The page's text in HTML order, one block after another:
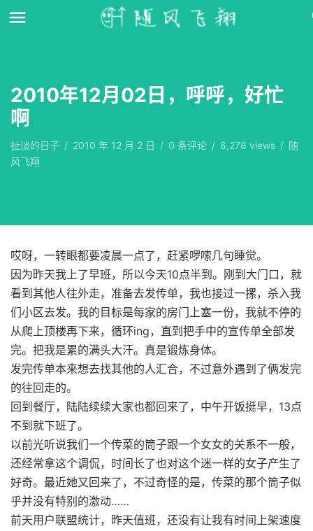
2010年12月02日，呼呼，好忙
啊
扯淡的日子 / 2010 年 12 月 2 日 / 0 条评论 / 6,278 views / 随
风飞翔
哎呀，一转眼都要凌晨一点了，赶紧啰嗦几句睡觉。
因为昨天我上了早班，所以今天10点半到。刚到大门口，就
看到其他人往外走，准备去发传单，我也接过一摞，杀入我
们小区去发。我的目标是每家的房门上塞一份，我就不停的
从爬上顶楼再下来，循环ing，直到把手中的宣传单全部发
完。把我是累的满头大汗。真是锻炼身体。
发完传单本来想去找其他的人汇合，不过意外遇到了俩发完
的往回走的。
回到餐厅，陆陆续续大家也都回来了，中午开饭挺早，13点
不到就下班了。
以前光听说我们一个传菜的筒子跟一个女女的关系不一般，
还经常拿这个调侃，时间长了也对这个迷一样的女子产生了
好奇。最近她又回来了，不过奇怪的是，传菜的那个筒子似
乎并没有特别的激动……
前天用户联盟统计，昨天值班，还没有让我有时间上架速度